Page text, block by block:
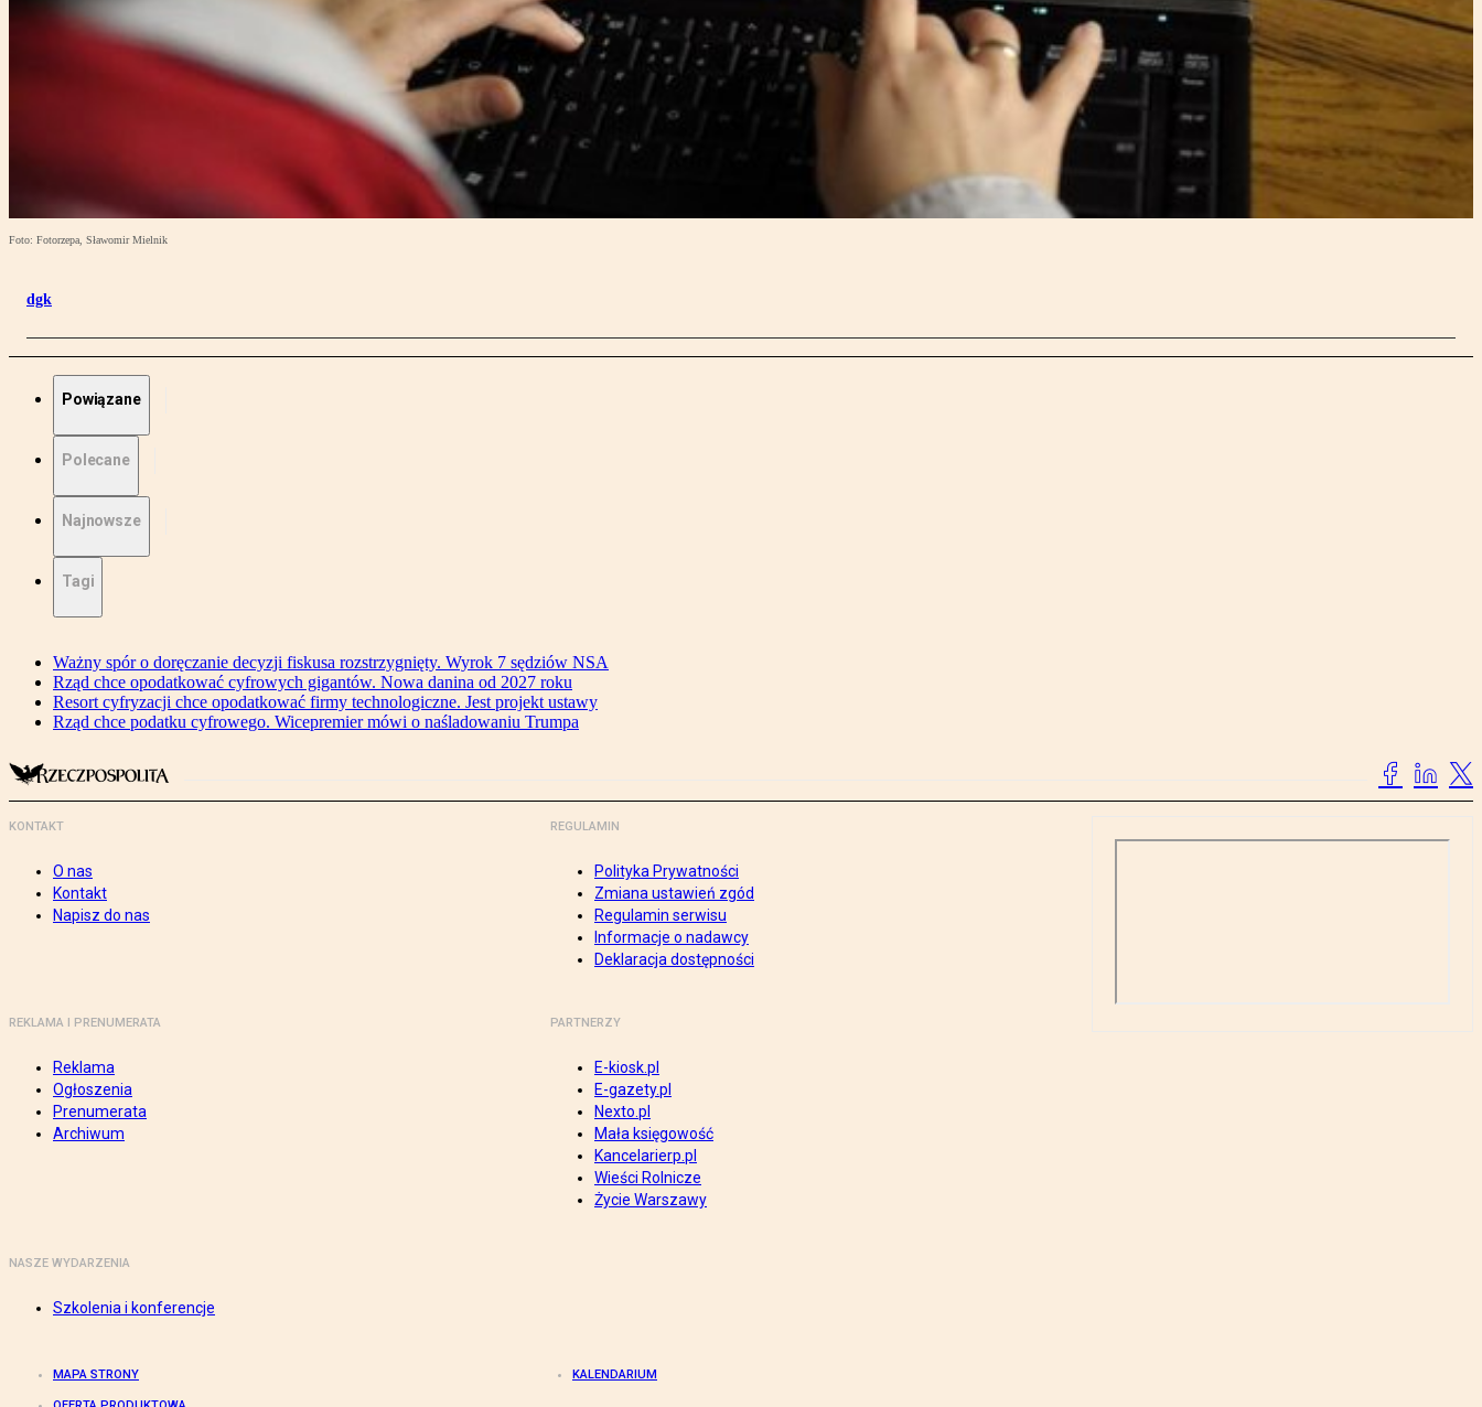
Foto: Fotorzepa, Sławomir Mielnik
dgk
Powiązane
Polecane
Najnowsze
Tagi
Ważny spór o doręczanie decyzji fiskusa rozstrzygnięty. Wyrok 7 sędziów NSA
Rząd chce opodatkować cyfrowych gigantów. Nowa danina od 2027 roku
Resort cyfryzacji chce opodatkować firmy technologiczne. Jest projekt ustawy
Rząd chce podatku cyfrowego. Wicepremier mówi o naśladowaniu Trumpa
KONTAKT
O nas
Kontakt
Napisz do nas
REGULAMIN
Polityka Prywatności
Zmiana ustawień zgód
Regulamin serwisu
Informacje o nadawcy
Deklaracja dostępności
REKLAMA I PRENUMERATA
Reklama
Ogłoszenia
Prenumerata
Archiwum
PARTNERZY
E-kiosk.pl
E-gazety.pl
Nexto.pl
Mała księgowość
Kancelarierp.pl
Wieści Rolnicze
Życie Warszawy
NASZE WYDARZENIA
Szkolenia i konferencje
MAPA STRONY KALENDARIUM